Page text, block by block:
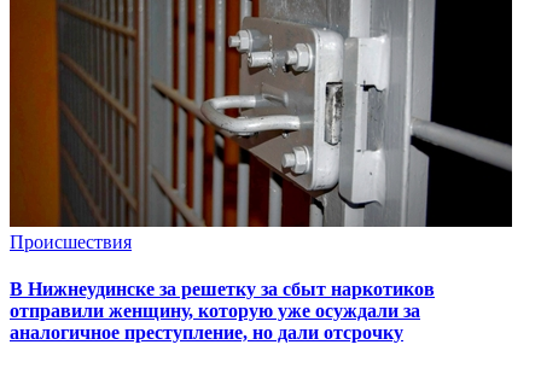
Происшествия
В Нижнеудинске за решетку за сбыт наркотиков
отправили женщину, которую уже осуждали за
аналогичное преступление, но дали отсрочку